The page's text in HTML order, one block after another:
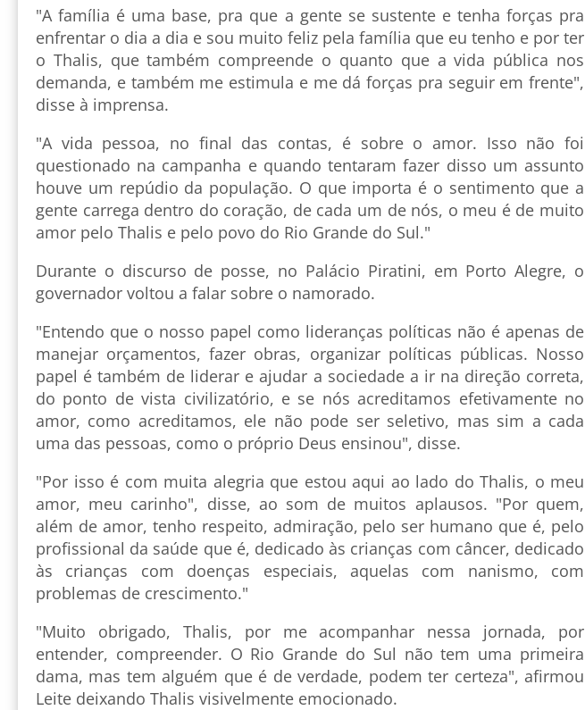
"A família é uma base, pra que a gente se sustente e tenha forças pra
enfrentar o dia a dia e sou muito feliz pela família que eu tenho e por ter
o Thalis, que também compreende o quanto que a vida pública nos
demanda, e também me estimula e me dá forças pra seguir em frente",
disse à imprensa.
"A vida pessoa, no final das contas, é sobre o amor. Isso não foi
questionado na campanha e quando tentaram fazer disso um assunto
houve um repúdio da população. O que importa é o sentimento que a
gente carrega dentro do coração, de cada um de nós, o meu é de muito
amor pelo Thalis e pelo povo do Rio Grande do Sul."
Durante o discurso de posse, no Palácio Piratini, em Porto Alegre, o
governador voltou a falar sobre o namorado.
"Entendo que o nosso papel como lideranças políticas não é apenas de
manejar orçamentos, fazer obras, organizar políticas públicas. Nosso
papel é também de liderar e ajudar a sociedade a ir na direção correta,
do ponto de vista civilizatório, e se nós acreditamos efetivamente no
amor, como acreditamos, ele não pode ser seletivo, mas sim a cada
uma das pessoas, como o próprio Deus ensinou", disse.
"Por isso é com muita alegria que estou aqui ao lado do Thalis, o meu
amor, meu carinho", disse, ao som de muitos aplausos. "Por quem,
além de amor, tenho respeito, admiração, pelo ser humano que é, pelo
profissional da saúde que é, dedicado às crianças com câncer, dedicado
às crianças com doenças especiais, aquelas com nanismo, com
problemas de crescimento."
"Muito obrigado, Thalis, por me acompanhar nessa jornada, por
entender, compreender. O Rio Grande do Sul não tem uma primeira
dama, mas tem alguém que é de verdade, podem ter certeza", afirmou
Leite deixando Thalis visivelmente emocionado.